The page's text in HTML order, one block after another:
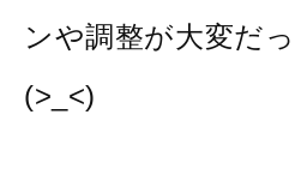
ンや調整が大変だ
(>_<)